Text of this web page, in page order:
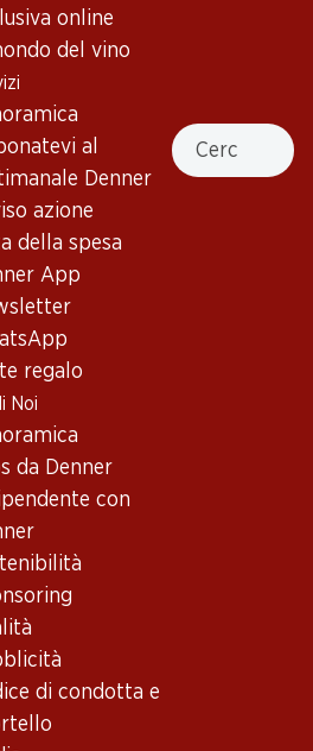
online
del vino
al
Denner
azione
della spesa
App
regalo
Noi
da Denner
con
di condotta e
Cercare
75 cl